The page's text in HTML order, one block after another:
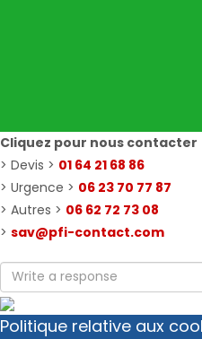
Cliquez pour nous contacter
> Devis > 01 64 21 68 86
> Urgence > 06 23 70 77 87
> Autres > 06 62 72 73 08
> sav@pfi-contact.com
Politique relative aux